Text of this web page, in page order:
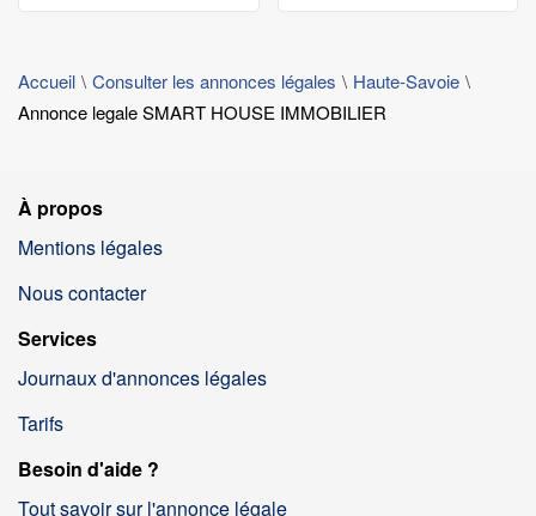
Accueil Consulter les annonces légales
Haute-Savoie
Annonce legale SMART HOUSE IMMOBILIER
À propos
Mentions légales
Nous contacter
Services
Journaux d'annonces légales
Tarifs
Besoin d'aide ?
Tout savoir sur l'annonce légale